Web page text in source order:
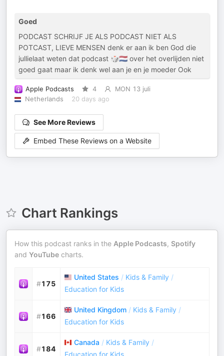
Goed
PODCAST SCHRIJF JE ALS PODCAST NIET ALS
POTCAST, LIEVE MENSEN denk er aan ik ben God die
jullielaat weten dat podcast 🎲🇳🇱 over het overlijden niet
goed gaat maar ik denk wel aan je en je moeder Ook
Apple Podcasts 4
MON 13 juli
Netherlands
20 days ago
See More Reviews
Embed These Reviews on a Website
Chart Rankings
How this podcast ranks in the Apple Podcasts, Spotify
and YouTube charts.
#175
United States / Kids & Family /
Education for Kids
#166
United Kingdom / Kids & Family /
Education for Kids
#184
Canada / Kids & Family /
Education for Kids